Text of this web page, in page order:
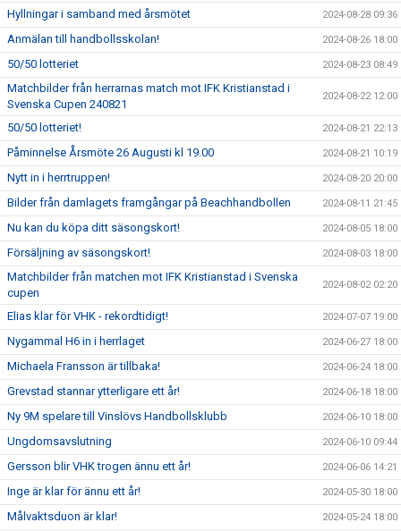
Hyllningar i samband med årsmötet 2024-08-28 09:36
Anmälan till handbollsskolan! 2024-08-26 18:00
50/50 lotteriet 2024-08-23 08:49
Matchbilder från herrarnas match mot IFK Kristianstad i
Svenska Cupen 240821
2024-08-22 12:00
50/50 lotteriet! 2024-08-21 22:13
Påminnelse Årsmöte 26 Augusti kl 19.00 2024-08-21 10:19
Nytt in i herrtruppen! 2024-08-20 20:00
Bilder från damlagets framgångar på Beachhandbollen 2024-08-11 21:45
Nu kan du köpa ditt säsongskort! 2024-08-05 18:00
Försäljning av säsongskort! 2024-08-03 18:00
Matchbilder från matchen mot IFK Kristianstad i Svenska
cupen
2024-08-02 02:20
Elias klar för VHK - rekordtidigt! 2024-07-07 19:00
Nygammal H6 in i herrlaget 2024-06-27 18:00
Michaela Fransson är tillbaka! 2024-06-24 18:00
Grevstad stannar ytterligare ett år! 2024-06-18 18:00
Ny 9M spelare till Vinslövs Handbollsklubb 2024-06-10 18:00
Ungdomsavslutning 2024-06-10 09:44
Gersson blir VHK trogen ännu ett år! 2024-06-06 14:21
Inge är klar för ännu ett år! 2024-05-30 18:00
Målvaktsduon är klar! 2024-05-24 18:00